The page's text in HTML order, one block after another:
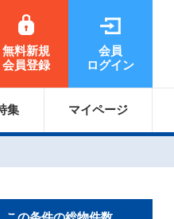
無料新規
会員登録
会員
ログイン
集 マイページ